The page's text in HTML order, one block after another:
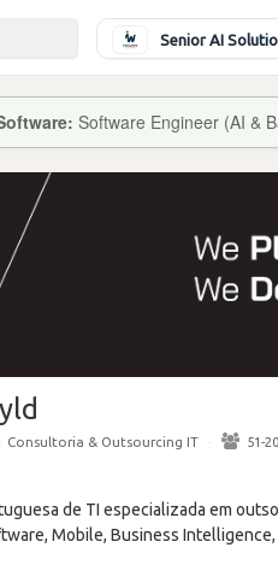
Software Engineer (AI &
Consultoria & Outsourcing IT · 51-
de TI especializada em
Mobile, Business Intelligence,